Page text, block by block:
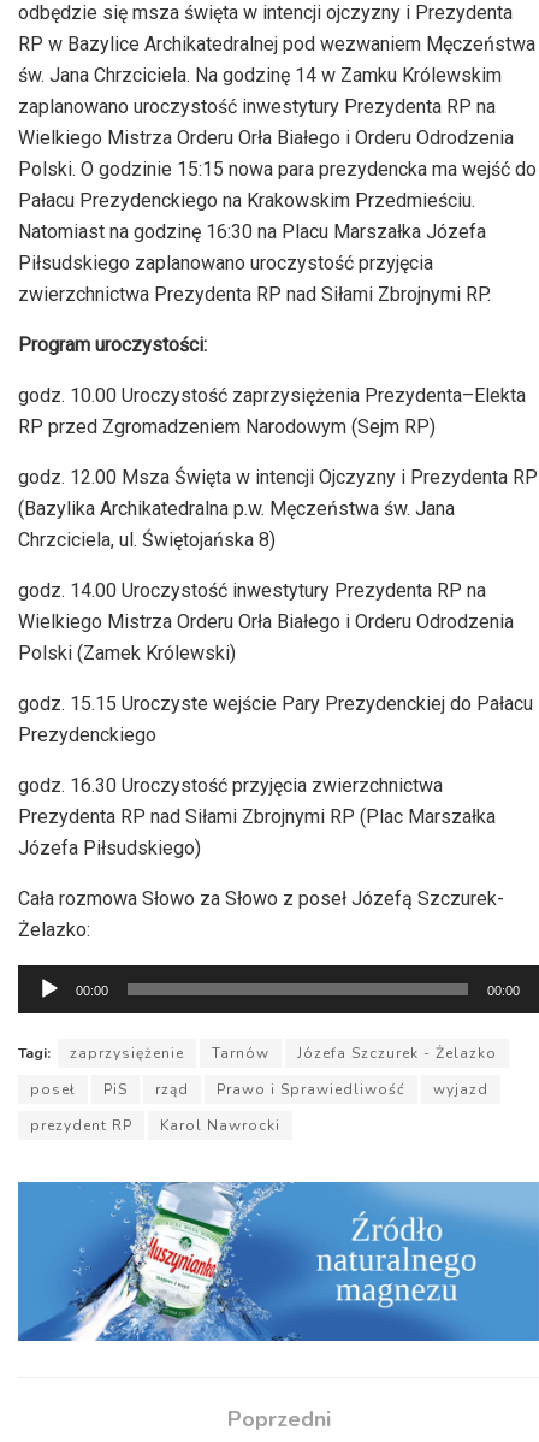
odbędzie się msza święta w intencji ojczyzny i Prezydenta
RP w Bazylice Archikatedralnej pod wezwaniem Męczeństwa
św. Jana Chrzciciela. Na godzinę 14 w Zamku Królewskim
zaplanowano uroczystość inwestytury Prezydenta RP na
Wielkiego Mistrza Orderu Orła Białego i Orderu Odrodzenia
Polski. O godzinie 15:15 nowa para prezydencka ma wejść do
Pałacu Prezydenckiego na Krakowskim Przedmieściu.
Natomiast na godzinę 16:30 na Placu Marszałka Józefa
Piłsudskiego zaplanowano uroczystość przyjęcia
zwierzchnictwa Prezydenta RP nad Siłami Zbrojnymi RP.
Program uroczystości:
godz. 10.00 Uroczystość zaprzysiężenia Prezydenta–Elekta
RP przed Zgromadzeniem Narodowym (Sejm RP)
godz. 12.00 Msza Święta w intencji Ojczyzny i Prezydenta RP
(Bazylika Archikatedralna p.w. Męczeństwa św. Jana
Chrzciciela, ul. Świętojańska 8)
godz. 14.00 Uroczystość inwestytury Prezydenta RP na
Wielkiego Mistrza Orderu Orła Białego i Orderu Odrodzenia
Polski (Zamek Królewski)
godz. 15.15 Uroczyste wejście Pary Prezydenckiej do Pałacu
Prezydenckiego
godz. 16.30 Uroczystość przyjęcia zwierzchnictwa
Prezydenta RP nad Siłami Zbrojnymi RP (Plac Marszałka
Józefa Piłsudskiego)
Cała rozmowa Słowo za Słowo z poseł Józefą Szczurek-
Żelazko:
Odtwarzacz
plików
dźwiękowych
00:00 00:00
Tagi: zaprzysiężenie Tarnów
Józefa Szczurek - Żelazko
poseł
PiS rząd Prawo i Sprawiedliwość
wyjazd
prezydent RP
Karol Nawrocki
Poprzedni